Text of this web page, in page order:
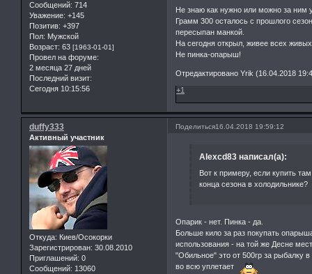
Сообщений: 714
Уважение: +145
Позитив: +397
Пол: Мужской
Возраст: 63 [1963-01-01]
Провел на форуме:
2 месяца 27 дней
Последний визит:
Сегодня 10:15:56
Не знаю как нужно или можно за ним
Грамм 300 осталось с прошлого
пересыпан манкой.
На сегодня открыл, живее всех
Не пинка-опарыш!
Отредактировано Yrik (16.04.2018
+1
Поделиться16.04.2018 19:59:12
duffy333
Активный участник
Откуда: Киев/Осокорки
Зарегистрирован: 30.08.2010
Приглашений: 0
Сообщений: 13060
Alexcd83 написал(а):
Вот к примеру, если купить
конца сезона в холодильнике?
Опарик - нет. Пинка - да.
Больше кило за раз покупать
использования - на той же Десне
"Обильное" это от 500гр за рыбалку
во всю уплетает